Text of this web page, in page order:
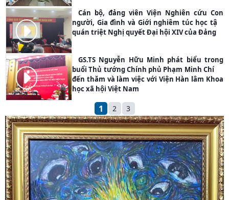
PHOTO
Cán bộ, đảng viên Viện Nghiên cứu Con
người, Gia đình và Giới nghiêm túc học tập,
quán triệt Nghị quyết Đại hội XIV của Đảng
PHOTO
GS.TS Nguyễn Hữu Minh phát biểu trong
buổi Thủ tướng Chính phủ Phạm Minh Chính
đến thăm và làm việc với Viện Hàn lâm Khoa
học xã hội Việt Nam
1 2 3